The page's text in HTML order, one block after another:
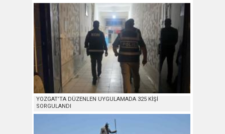
YOZGAT’TA DÜZENLEN UYGULAMADA 325 KİŞİ
SORGULANDI